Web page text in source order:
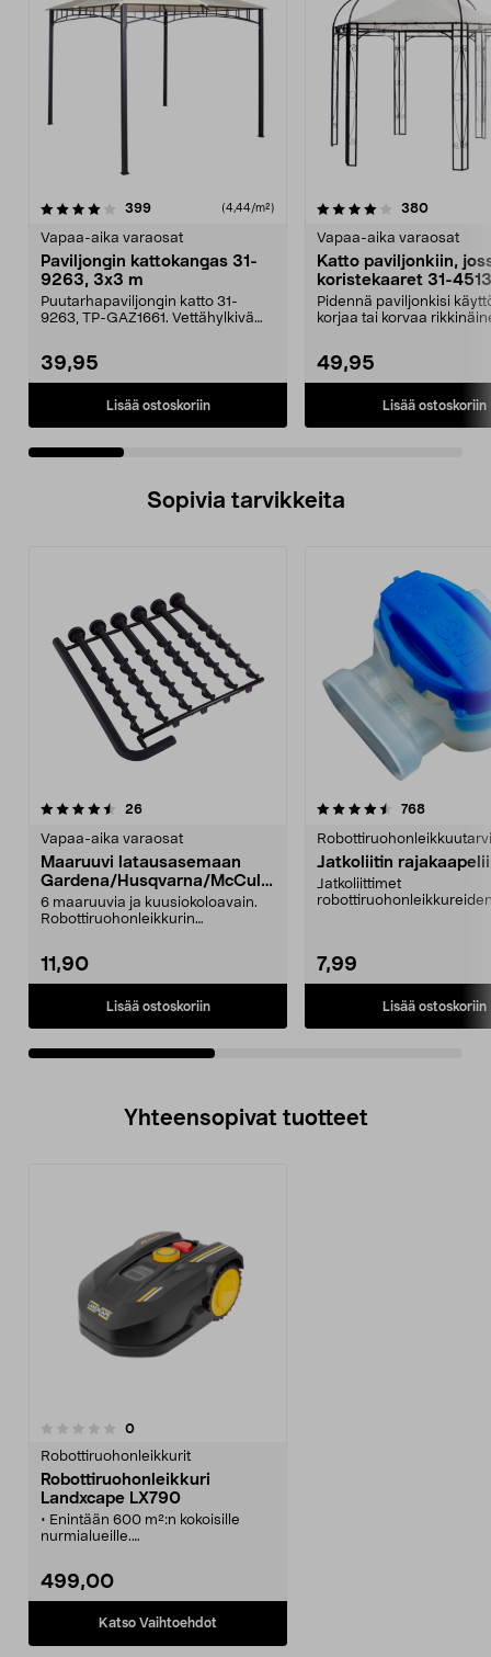
399arvostelut (4,44/m²)
Vapaa-aika varaosat
Paviljongin kattokangas 31-
9263, 3x3 m
Puutarhapaviljongin katto 31-
9263, TP-GAZ1661. Vettähylkivä
39,95
Lisää ostoskoriin
4.0 viidestä
380arvostelut
Vapaa-aika varaosat
Katto paviljonkiin,
koristekaaret 31-4513
Pidennä paviljonkisi
korjaa tai korvaa
49,95
Lisää ostoskoriin
5.0 viidestä
Sopivia tarvikkeita
26arvostelut
Vapaa-aika varaosat
Maaruuvi latausasemaan
Gardena/Husqvarna/McCullo
ch
6 maaruuvia ja kuusiokoloavain.
Robottiruohonleikkurin
11,90
Lisää ostoskoriin
4.5viidestä
768arvostelut
Jatkoliitin
Jatkoliittimet
7,99
Lisää ostoskoriin
4.5viidestä
Yhteensopivat tuotteet
0arvostelut
Robottiruohonleikkurit
Robottiruohonleikkuri
Landxcape LX790
• Enintään 600 m²:n kokoisille
nurmialueille.
niin aikaa vapautuu muuhun.
• Ajastin, säädettävä
leikkuukorkeus, sadetunnistin ja
499,00
Katso Vaihtoehdot